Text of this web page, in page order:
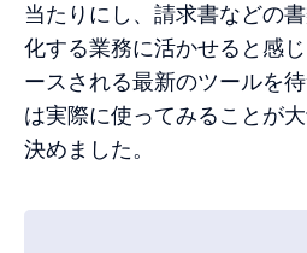
当たりにし、請求書などの
化する業務に活かせると感
ースされる最新のツールを
は実際に使ってみることが
決めました。